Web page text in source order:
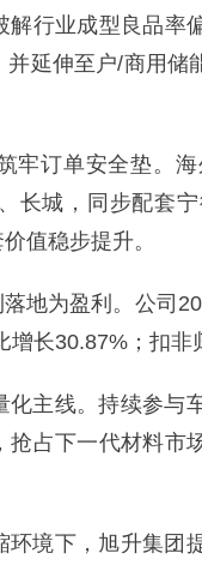
行业成型良品率
延伸至户/商用储
牢订单安全垫。
长城，同步配套
值稳步提升。
地为盈利。公司
长30.87%；扣非
主线。持续参与
占下一代材料市
境下，旭升集团